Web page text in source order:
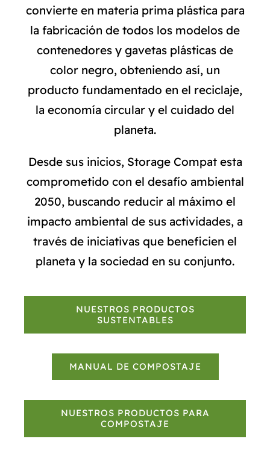
convierte en materia prima plástica para
la fabricación de todos los modelos de
contenedores y gavetas plásticas de
color negro, obteniendo así, un
producto fundamentado en el reciclaje,
la economía circular y el cuidado del
planeta.
Desde sus inicios, Storage Compat esta
comprometido con el desafío ambiental
2050, buscando reducir al máximo el
impacto ambiental de sus actividades, a
través de iniciativas que beneficien el
planeta y la sociedad en su conjunto.
NUESTROS PRODUCTOS
SUSTENTABLES
MANUAL DE COMPOSTAJE
NUESTROS PRODUCTOS PARA
COMPOSTAJE